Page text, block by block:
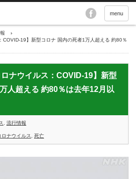
menu
19】新型コロナ 国内の死者1万人超える 約80％
ナウイルス：COVID-19】新型
人超える 約80％は去年12月以
流行情報
ロナウイルス 死亡